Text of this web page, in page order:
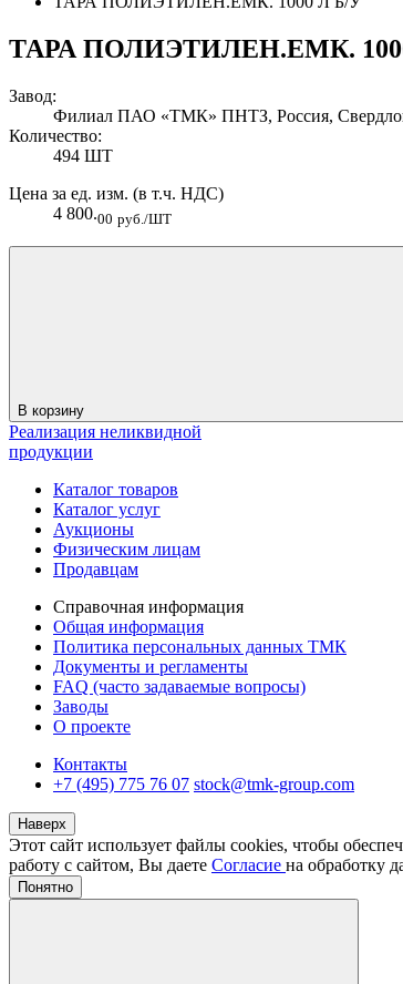
ТАРА ПОЛИЭТИЛЕН.ЕМК.
Завод:
Филиал ПАО «ТМК» ПНТЗ, Россия,
Количество:
494 ШТ
Цена за ед. изм. (в т.ч. НДС)
4 800.00 руб./ШТ
В корзину
Реализация неликвидной
продукции
Каталог товаров
Каталог услуг
Аукционы
Физическим лицам
Продавцам
Справочная информация
Общая информация
Политика персональных данных ТМК
Документы и регламенты
FAQ (часто задаваемые вопросы)
Заводы
О проекте
Контакты
+7 (495) 775 76 07 stock@tmk-group.com
Наверх
Этот сайт использует файлы cookies, чтобы
работу с сайтом, Вы даете Согласие на обработку
Понятно